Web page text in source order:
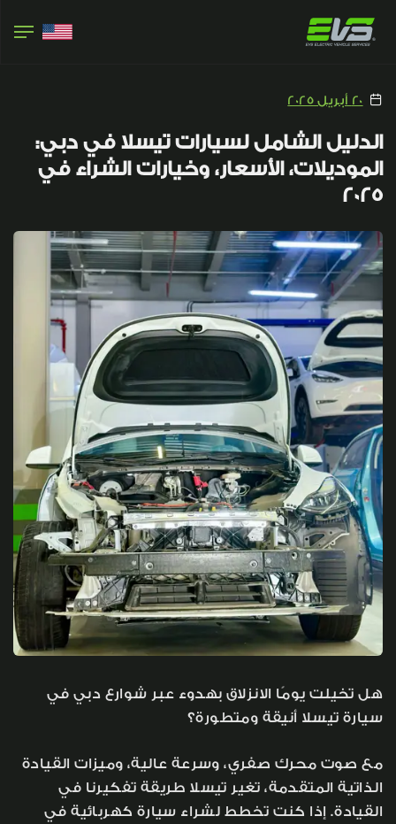
20 أبريل 2025
الدليل الشامل لسيارات تيسلا في دبي:
الموديلات، الأسعار، وخيارات الشراء في
2025
هل تخيلت يومًا الانزلاق بهدوء عبر شوارع دبي في
سيارة تيسلا أنيقة ومتطورة؟
مع صوت محرك صفري، وسرعة عالية، وميزات القيادة
الذاتية المتقدمة، تغير تيسلا طريقة تفكيرنا في
القيادة. إذا كنت تخطط لشراء سيارة كهربائية في